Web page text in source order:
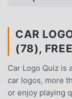
CAR
(78), FREE
Car Logo Quiz is
car logos, more
or enjoy playing